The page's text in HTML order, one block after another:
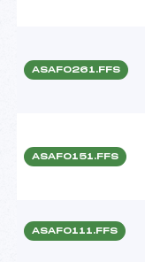
ASAF0261.FFS
ASAF0151.FFS
ASAF0111.FFS